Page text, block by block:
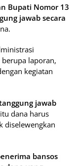
Bupati Nomor 13
jawab secara
laporan,
kegiatan
jawab
dana harus
diselewengkan
bansos